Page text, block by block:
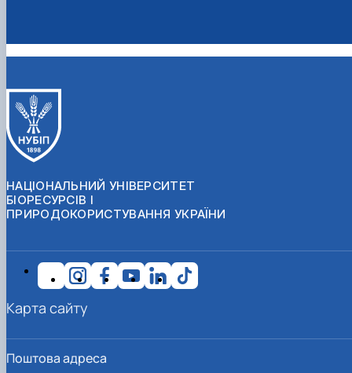
НАЦІОНАЛЬНИЙ УНІВЕРСИТЕТ
БІОРЕСУРСІВ І
ПРИРОДОКОРИСТУВАННЯ УКРАЇНИ
Поштова адреса
Карта сайту